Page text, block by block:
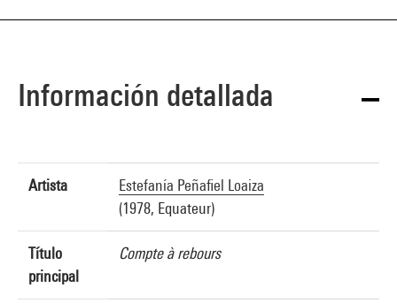
Información detallada
Artista
Estefanía Peñafiel Loaiza
(1978, Equateur)
Título
principal
Compte à rebours